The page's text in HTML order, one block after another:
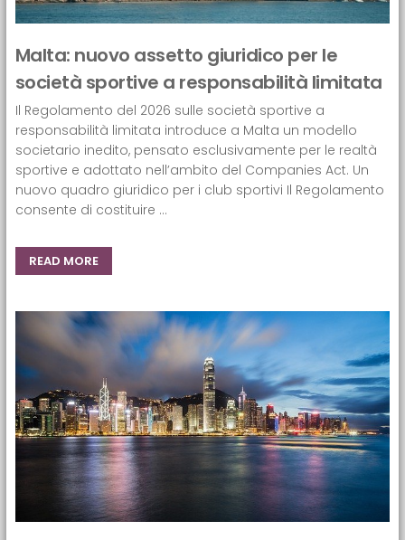
Malta: nuovo assetto giuridico per le
società sportive a responsabilità limitata
Il Regolamento del 2026 sulle società sportive a
responsabilità limitata introduce a Malta un modello
societario inedito, pensato esclusivamente per le realtà
sportive e adottato nell’ambito del Companies Act. Un
nuovo quadro giuridico per i club sportivi Il Regolamento
consente di costituire ...
READ MORE